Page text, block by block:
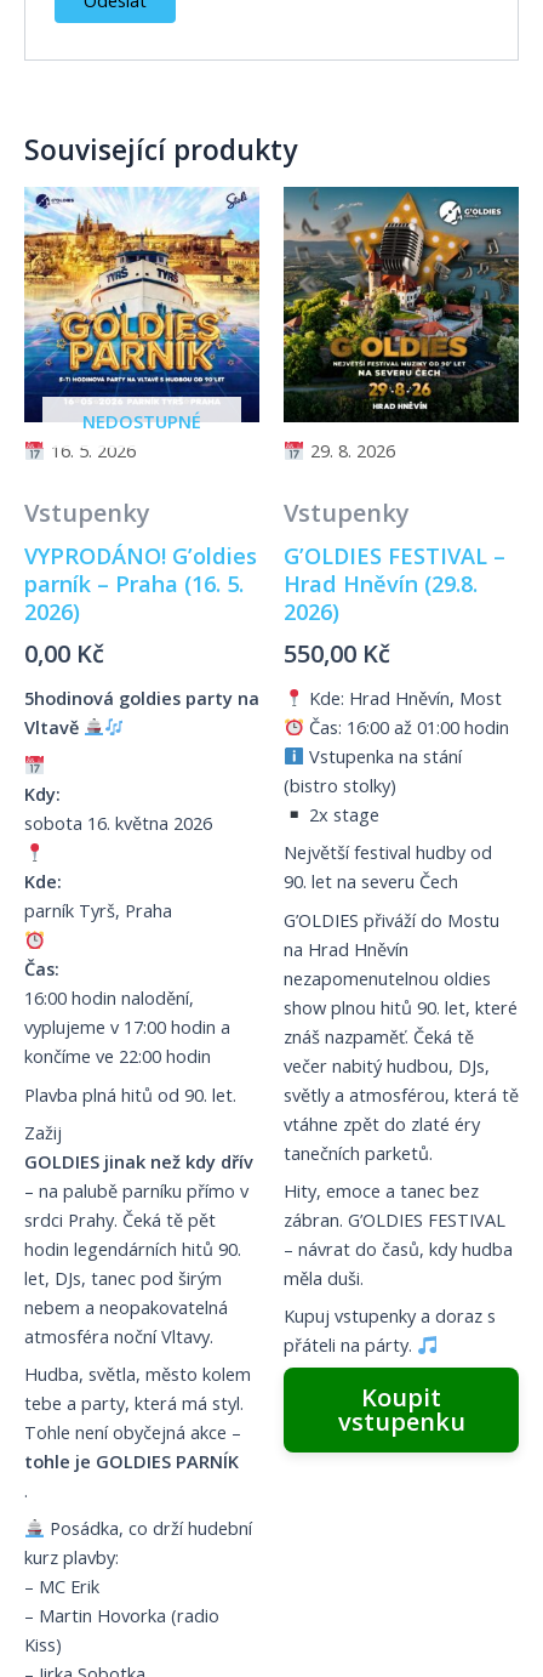
Související produkty
NEDOSTUPNÉ
16. 5. 2026
Vstupenky
VYPRODÁNO! G’oldies
parník – Praha (16. 5.
2026)
0,00 Kč
5hodinová goldies party na
Vltavě
Kdy:
sobota 16. května 2026
Kde:
parník Tyrš, Praha
Čas:
16:00 hodin nalodění,
vyplujeme v 17:00 hodin a
končíme ve 22:00 hodin
Plavba plná hitů od 90. let.
Zažij
GOLDIES jinak než kdy dřív
– na palubě parníku přímo v
srdci Prahy. Čeká tě pět
hodin legendárních hitů 90.
let, DJs, tanec pod širým
nebem a neopakovatelná
atmosféra noční Vltavy.
Hudba, světla, město kolem
tebe a party, která má styl.
Tohle není obyčejná akce –
tohle je GOLDIES PARNÍK
.
Posádka, co drží hudební
kurz plavby:
– MC Erik
– Martin Hovorka (radio
Kiss)
29. 8. 2026
Vstupenky
G’OLDIES FESTIVAL –
Hrad Hněvín (29.8.
2026)
550,00 Kč
Kde: Hrad Hněvín, Most
Čas: 16:00 až 01:00 hodin
Vstupenka na stání
(bistro stolky)
2x stage
Největší festival hudby od
90. let na severu Čech
G’OLDIES přiváží do Mostu
na Hrad Hněvín
nezapomenutelnou oldies
show plnou hitů 90. let, které
znáš nazpaměť. Čeká tě
večer nabitý hudbou, DJs,
světly a atmosférou, která tě
vtáhne zpět do zlaté éry
tanečních parketů.
Hity, emoce a tanec bez
zábran. G’OLDIES FESTIVAL
– návrat do časů, kdy hudba
měla duši.
Kupuj vstupenky a doraz s
přáteli na párty.
Koupit
vstupenku